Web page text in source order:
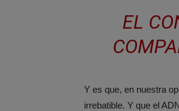
EL
Y es que, en nuestra
irrebatible. Y que el